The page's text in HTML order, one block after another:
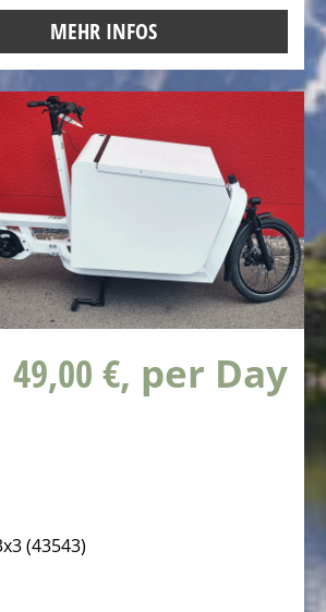
MEHR INFOS
49,00 €, per Day
(43543)